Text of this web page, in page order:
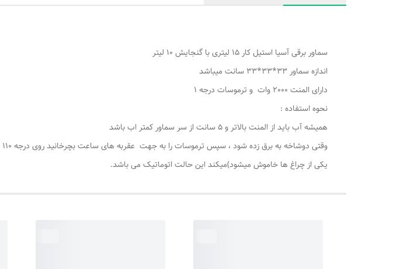
سماور برقی آسیا استیل کار 15 لیتری با گنجایش 10 لیتر
اندازه سماور 33*33*33 سانت میباشد
دارای المنت 2000 وات و ترموسات درجه 1
نحوه استفاده :
همیشه آب باید از المنت بالاتر و 5 سانت از سر سماور کمتر اب باشد
یکی از چراغ ها خاموش میشود)میکند این حالت اتوماتیک می باشد.